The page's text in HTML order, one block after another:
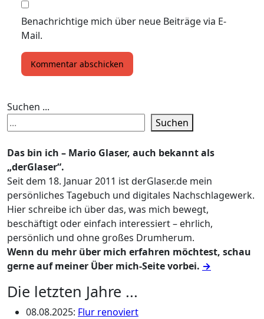
Benachrichtige mich über neue Beiträge via E-
Mail.
Suchen ...
Suchen
Das bin ich – Mario Glaser, auch bekannt als
„derGlaser“.
Seit dem 18. Januar 2011 ist derGlaser.de mein
persönliches Tagebuch und digitales Nachschlagewerk.
Hier schreibe ich über das, was mich bewegt,
beschäftigt oder einfach interessiert – ehrlich,
persönlich und ohne großes Drumherum.
Wenn du mehr über mich erfahren möchtest, schau
gerne auf meiner Über mich-Seite vorbei. →
Die letzten Jahre ...
08.08.2025: Flur renoviert